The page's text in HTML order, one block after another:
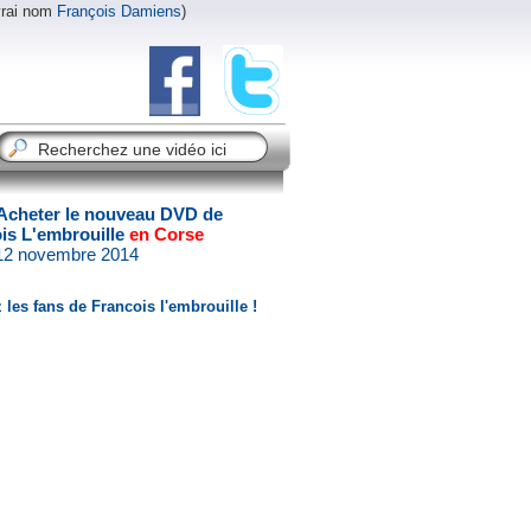
nom François Damiens)
le nouveau DVD de
L'embrouille en Corse
novembre 2014
les fans de Francois l'embrouille !